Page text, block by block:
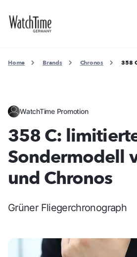
Home Brands Chronos 358
WatchTime Promotion
358 C:
Sondermodell
und Chronos
Grüner Fliegerchronograph